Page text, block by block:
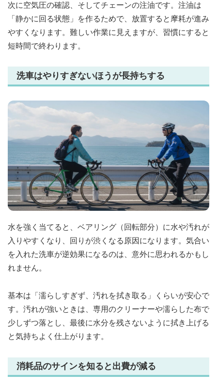
次に空気圧の確認、そしてチェーンの注油です。注油は
「静かに回る状態」を作るためで、放置すると摩耗が進み
やすくなります。難しい作業に見えますが、習慣にすると
短時間で終わります。
洗車はやりすぎないほうが長持ちする
水を強く当てると、ベアリング（回転部分）に水や汚れが
入りやすくなり、回りが渋くなる原因になります。気合い
を入れた洗車が逆効果になるのは、意外に思われるかもし
れません。
基本は「濡らしすぎず、汚れを拭き取る」くらいが安心で
す。汚れが強いときは、専用のクリーナーや濡らした布で
少しずつ落とし、最後に水分を残さないように拭き上げる
と気持ちよく仕上がります。
消耗品のサインを知ると出費が減る